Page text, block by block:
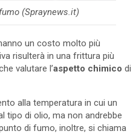
(Spraynews.it)
un costo molto più
risulterà in una frittura più
valutare l’aspetto chimico di
alla temperatura in cui un
tipo di olio, ma non andrebbe
punto di fumo, inoltre, si chiama